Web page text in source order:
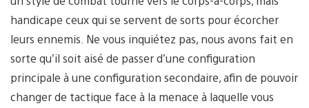
handicape ceux qui se servent de sorts pour écorcher
leurs ennemis. Ne vous inquiétez pas, nous avons fait en
sorte qu’il soit aisé de passer d’une configuration
principale à une configuration secondaire, afin de pouvoir
changer de tactique face à la menace à laquelle vous